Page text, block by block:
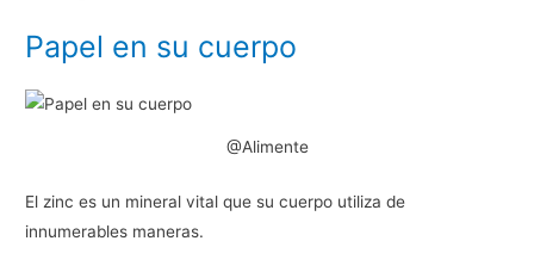
Papel en su cuerpo
@Alimente
El zinc es un mineral vital que su cuerpo utiliza de
innumerables maneras.